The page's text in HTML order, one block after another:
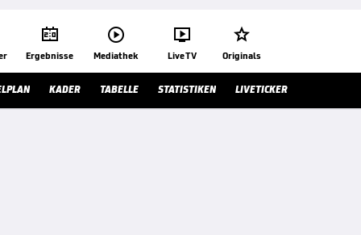

Ergebnisse

Mediathek

Live TV

Originals
KADER TABELLE STATISTIKEN LIVETICKER